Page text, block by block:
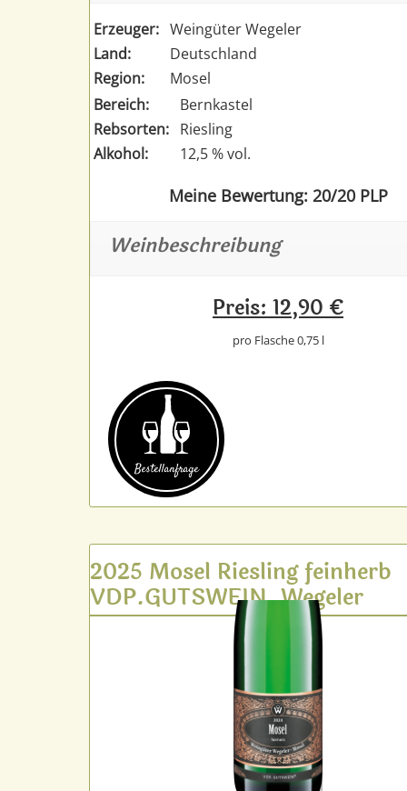
Erzeuger: Weingüter Wegeler
Land:
Deutschland
Region:
Mosel
Bereich:
Bernkastel
Rebsorten: Riesling
Alkohol:
12,5 % vol.
Meine Bewertung: 20/20 PLP
Weinbeschreibung
Preis: 12,90 €
pro Flasche 0,75 l
Bestell­anfrage
2025 Mosel Riesling feinherb
VDP.GUTSWEIN, Wegeler